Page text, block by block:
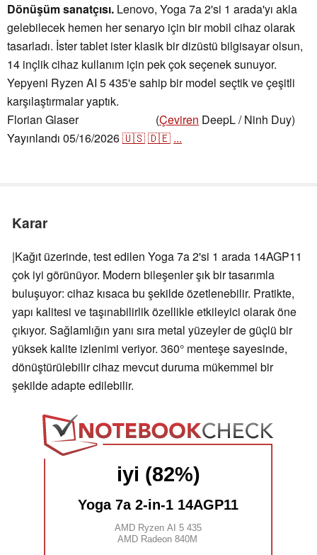
Dönüşüm sanatçısı. Lenovo, Yoga 7a 2'si 1 arada'yı akla
gelebilecek hemen her senaryo için bir mobil cihaz olarak
tasarladı. İster tablet ister klasik bir dizüstü bilgisayar olsun,
14 inçlik cihaz kullanım için pek çok seçenek sunuyor.
Yepyeni Ryzen AI 5 435'e sahip bir model seçtik ve çeşitli
karşılaştırmalar yaptık.
Florian Glaser, (Çeviren DeepL / Ninh Duy)
Yayınlandı 05/16/2026🇺🇸🇩🇪 ...
Karar
|Kağıt üzerinde, test edilen Yoga 7a 2'si 1 arada 14AGP11
çok iyi görünüyor. Modern bileşenler şık bir tasarımla
buluşuyor: cihaz kısaca bu şekilde özetlenebilir. Pratikte,
yapı kalitesi ve taşınabilirlik özellikle etkileyici olarak öne
çıkıyor. Sağlamlığın yanı sıra metal yüzeyler de güçlü bir
yüksek kalite izlenimi veriyor. 360° menteşe sayesinde,
dönüştürülebilir cihaz mevcut duruma mükemmel bir
şekilde adapte edilebilir.
iyi (82%)
Yoga 7a 2-in-1 14AGP11
AMD Ryzen AI 5 435
AMD Radeon 840M